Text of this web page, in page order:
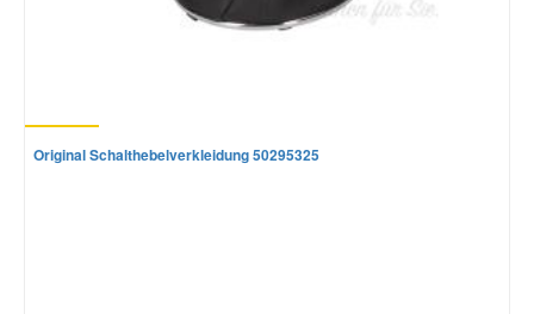
Original Schalthebelverkleidung 50295325